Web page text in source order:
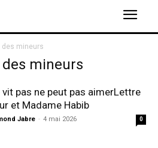
des mineurs
mineurs
vit pas ne peut pas aimerLettre
et Madame Habib
Jabre - 4 mai 2026 0